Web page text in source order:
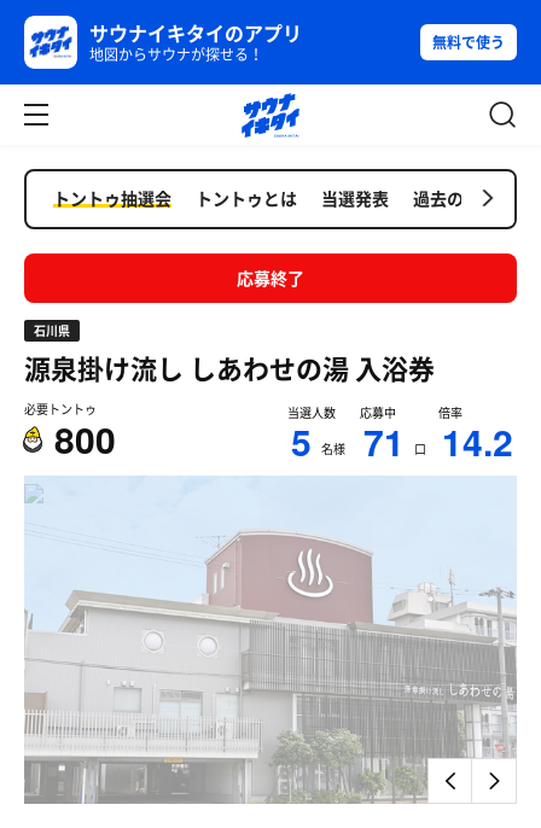
サウナイキタイのアプリ
地図からサウナが探せる！
無料で使う
トントゥ抽選会 トントゥとは 当選発表 過去の抽選会
応募終了
石川県
源泉掛け流し しあわせの湯入浴券
必要トントゥ
800
当選人数
5 名様
応募中
71 口
倍率
14.2